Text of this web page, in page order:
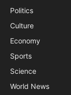
Politics
Culture
Economy
Sports
Science
World News